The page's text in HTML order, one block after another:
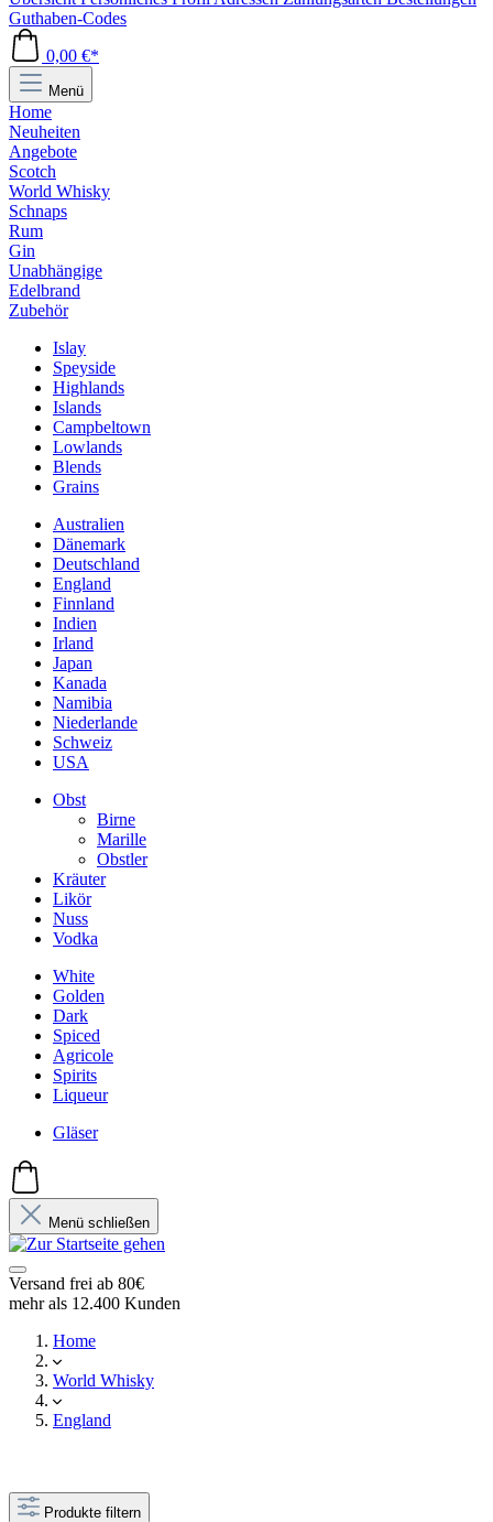
Guthaben-Codes
0,00 €*
Menü
Home
Neuheiten
Angebote
Scotch
World Whisky
Schnaps
Rum
Gin
Unabhängige
Edelbrand
Zubehör
Islay
Speyside
Highlands
Islands
Campbeltown
Lowlands
Blends
Grains
Australien
Dänemark
Deutschland
England
Finnland
Indien
Irland
Japan
Kanada
Namibia
Niederlande
Schweiz
USA
Obst
Birne
Marille
Obstler
Kräuter
Likör
Nuss
Vodka
White
Golden
Dark
Spiced
Agricole
Spirits
Liqueur
Gläser
Menü schließen
Versand frei ab 80€
mehr als 12.400 Kunden
Home
World Whisky
England
Produkte filtern